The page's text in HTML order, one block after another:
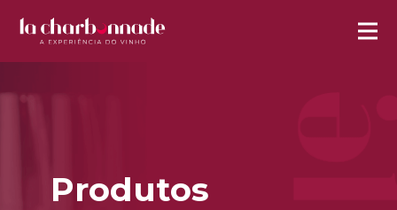
Produtos